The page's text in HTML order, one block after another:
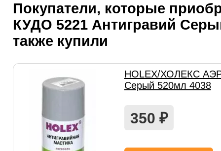
Покупатели, которые
КУДО 5221 Антигравий
также купили
HOLEX/ХОЛЕКС
Серый 520мл 4038
350 ₽